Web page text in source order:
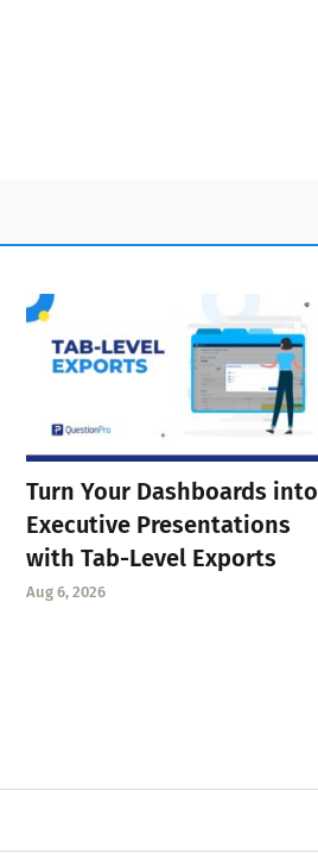
Turn Your Dashboards into
Executive Presentations
with Tab-Level Exports
Aug 6, 2026